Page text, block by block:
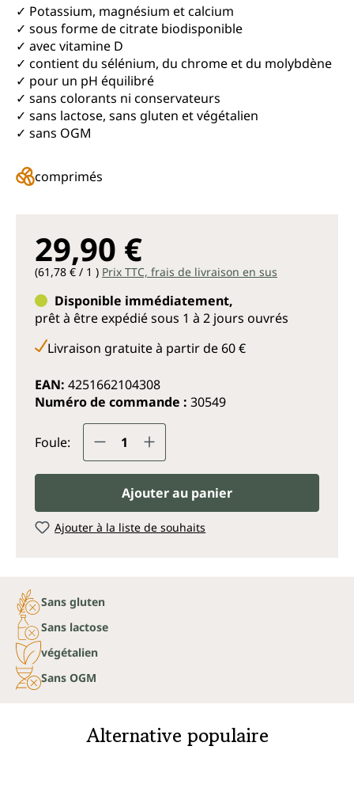
✓ Potassium, magnésium et calcium
✓ sous forme de citrate biodisponible
✓ avec vitamine D
✓ contient du sélénium, du chrome et du molybdène
✓ pour un pH équilibré
✓ sans colorants ni conservateurs
✓ sans lactose, sans gluten et végétalien
✓ sans OGM
comprimés
29,90 €
(61,78 € / 1 ) Prix TTC, frais de livraison en sus
Disponible immédiatement,
prêt à être expédié sous 1 à 2 jours ouvrés
Livraison gratuite à partir de 60 €
EAN: 4251662104308
Numéro de commande : 30549
Foule: Quantité de produit : Entrez la
Ajouter au panier
Ajouter à la liste de souhaits
Sans gluten
Sans lactose
végétalien
Sans OGM
Alternative populaire